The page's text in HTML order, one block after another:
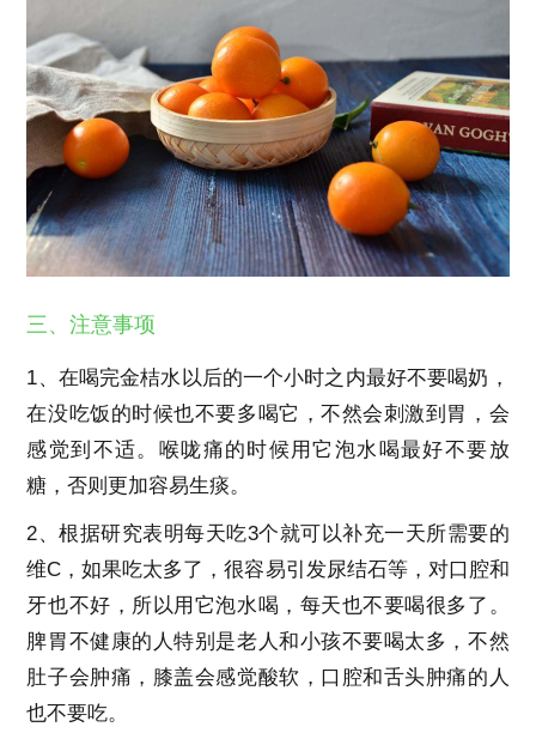
三、注意事项
1、在喝完金桔水以后的一个小时之内最好不要喝奶，
在没吃饭的时候也不要多喝它，不然会刺激到胃，会
感觉到不适。喉咙痛的时候用它泡水喝最好不要放
糖，否则更加容易生痰。
2、根据研究表明每天吃3个就可以补充一天所需要的
维C，如果吃太多了，很容易引发尿结石等，对口腔和
牙也不好，所以用它泡水喝，每天也不要喝很多了。
脾胃不健康的人特别是老人和小孩不要喝太多，不然
肚子会肿痛，膝盖会感觉酸软，口腔和舌头肿痛的人
也不要吃。